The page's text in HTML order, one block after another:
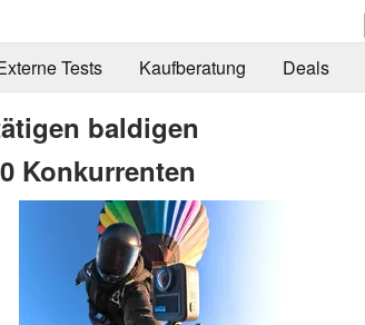
Tests Kaufberatung Deals
baldigen
Konkurrenten